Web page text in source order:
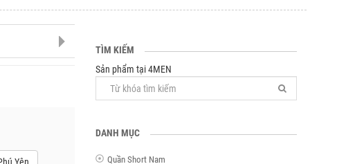
TÌM KIẾM
Sản phẩm tại 4MEN
DANH MỤC
Quần Short Nam